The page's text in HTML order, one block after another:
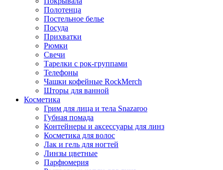
Полотенца
Постельное белье
Посуда
Прихватки
Рюмки
Свечи
Тарелки с рок-группами
Телефоны
Чашки кофейные RockMerch
Шторы для ванной
Косметика
Грим для лица и тела Snazaroo
Губная помада
Контейнеры и аксессуары для линз
Косметика для волос
Лак и гель для ногтей
Линзы цветные
Парфюмерия